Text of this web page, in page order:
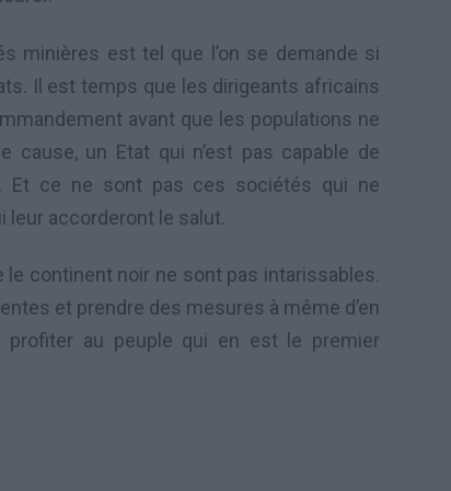
minières est tel que l’on se demande si
Il est temps que les dirigeants africains
avant que les populations ne
un Etat qui n’est pas capable de
Et ce ne sont pas ces sociétés qui ne
leur accorderont le salut.
continent noir ne sont pas intarissables.
et prendre des mesures à même d’en
au peuple qui en est le premier